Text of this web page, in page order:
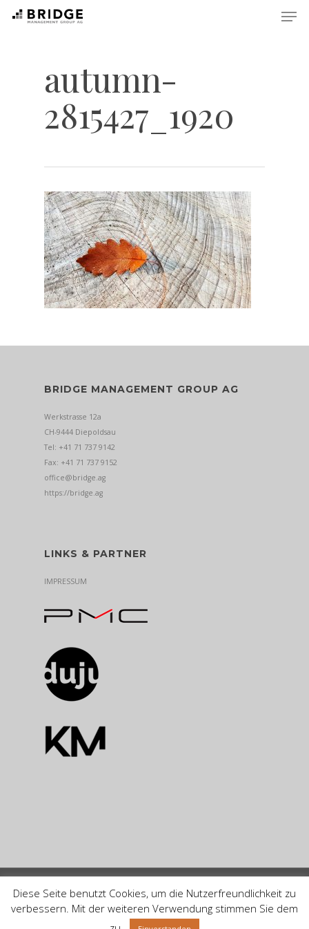
autumn-
2815427_1920
BRIDGE MANAGEMENT GROUP AG
Werkstrasse 12a
CH-9444 Diepoldsau
Tel: +41 71 737 9142
Fax: +41 71 737 9152
office@bridge.ag
https://bridge.ag
LINKS & PARTNER
IMPRESSUM
© by BRIDGE Management Group AG 2024
Diese Seite benutzt Cookies, um die Nutzerfreundlichkeit zu
verbessern. Mit der weiteren Verwendung stimmen Sie dem